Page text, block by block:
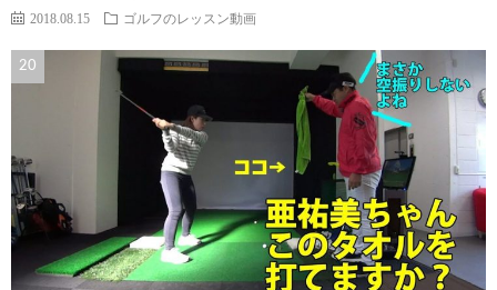
2018.08.15 ゴルフのレッスン動画